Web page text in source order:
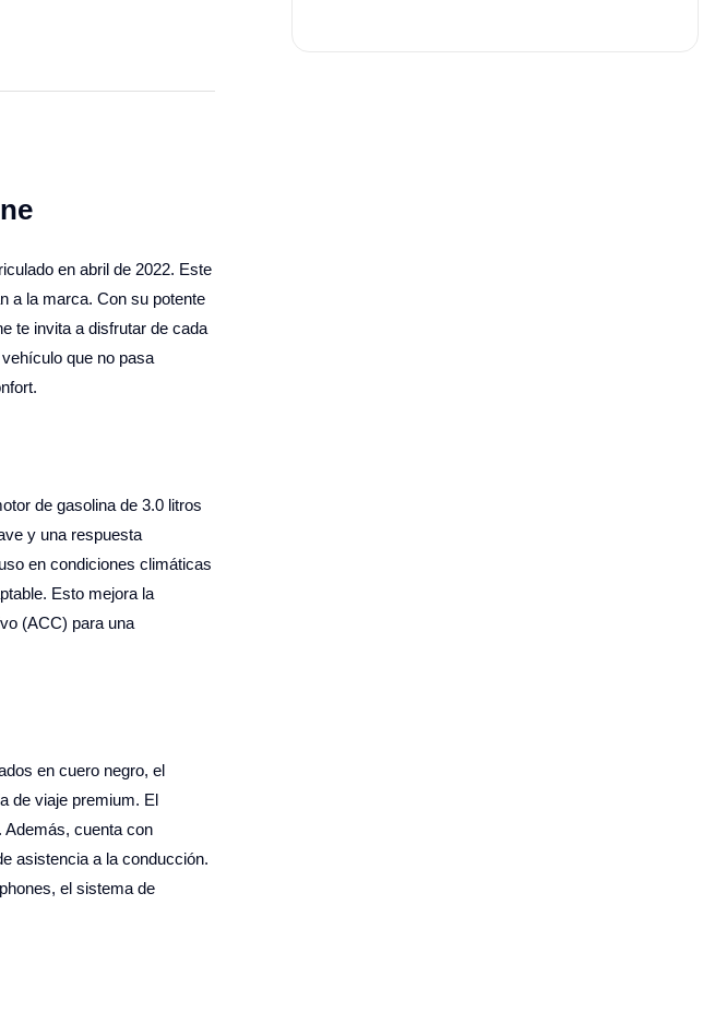
en abril de 2022. Este
a la marca. Con su potente
te invita a disfrutar de cada
que no pasa
de gasolina de 3.0 litros
y una respuesta
en condiciones climáticas
Esto mejora la
(ACC) para una
en cuero negro, el
de viaje premium. El
Además, cuenta con
asistencia a la conducción.
el sistema de